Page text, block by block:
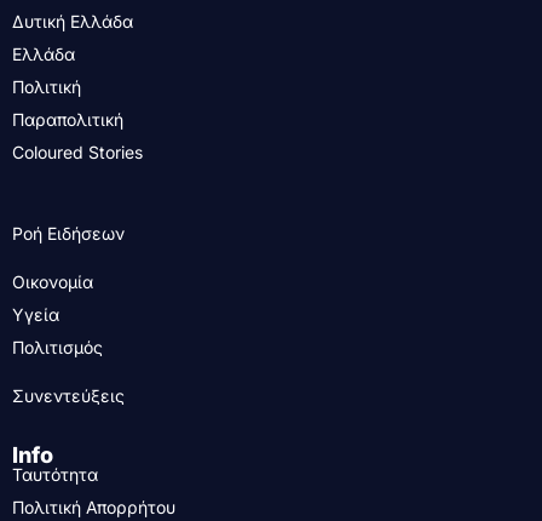
Δυτική Ελλάδα
Ελλάδα
Πολιτική
Παραπολιτική
Coloured Stories
Ροή Ειδήσεων
Οικονομία
Υγεία
Πολιτισμός
Συνεντεύξεις
Info
Ταυτότητα
Πολιτική Απορρήτου